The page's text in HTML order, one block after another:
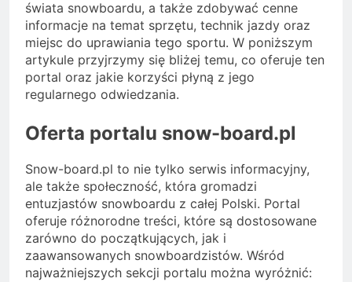
świata snowboardu, a także zdobywać cenne
informacje na temat sprzętu, technik jazdy oraz
miejsc do uprawiania tego sportu. W poniższym
artykule przyjrzymy się bliżej temu, co oferuje ten
portal oraz jakie korzyści płyną z jego
regularnego odwiedzania.
Oferta portalu snow-board.pl
Snow-board.pl to nie tylko serwis informacyjny,
ale także społeczność, która gromadzi
entuzjastów snowboardu z całej Polski. Portal
oferuje różnorodne treści, które są dostosowane
zarówno do początkujących, jak i
zaawansowanych snowboardzistów. Wśród
najważniejszych sekcji portalu można wyróżnić: